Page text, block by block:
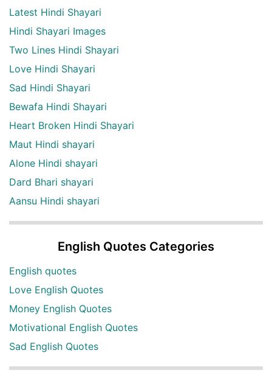
Latest Hindi Shayari
Hindi Shayari Images
Two Lines Hindi Shayari
Love Hindi Shayari
Sad Hindi Shayari
Bewafa Hindi Shayari
Heart Broken Hindi Shayari
Maut Hindi shayari
Alone Hindi shayari
Dard Bhari shayari
Aansu Hindi shayari
English Quotes Categories
English quotes
Love English Quotes
Money English Quotes
Motivational English Quotes
Sad English Quotes